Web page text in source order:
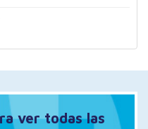
ver todas las